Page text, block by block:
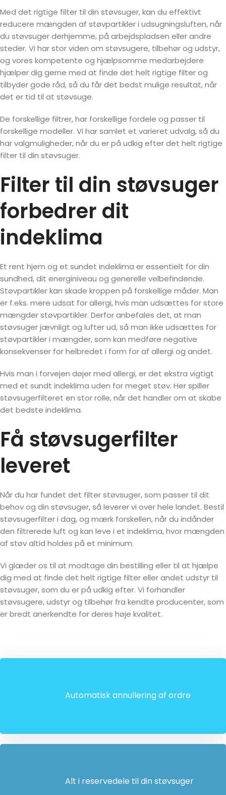
Med det rigtige filter til din støvsuger, kan du effektivt
reducere mængden af støvpartikler i udsugningsluften, når
du støvsuger derhjemme, på arbejdspladsen eller andre
steder. Vi har stor viden om støvsugere, tilbehør og udstyr,
og vores kompetente og hjælpsomme medarbejdere
hjælper dig gerne med at finde det helt rigtige filter og
tilbyder gode råd, så du får det bedst mulige resultat, når
det er tid til at støvsuge.
De forskellige filtrer, har forskellige fordele og passer til
forskellige modeller. Vi har samlet et varieret udvalg, så du
har valgmuligheder, når du er på udkig efter det helt rigtige
filter til din støvsuger.
Filter til din støvsuger
forbedrer dit
indeklima
Et rent hjem og et sundet indeklima er essentielt for din
sundhed, dit energiniveau og generelle velbefindende.
Støvpartikler kan skade kroppen på forskellige måder. Man
er f.eks. mere udsat for allergi, hvis man udsættes for store
mængder støvpartikler. Derfor anbefales det, at man
støvsuger jævnligt og lufter ud, så man ikke udsættes for
støvpartikler i mængder, som kan medføre negative
konsekvenser for helbredet i form for af allergi og andet.
Hvis man i forvejen døjer med allergi, er det ekstra vigtigt
med et sundt indeklima uden for meget støv. Her spiller
støvsugerfilteret en stor rolle, når det handler om at skabe
det bedste indeklima.
Få støvsugerfilter
leveret
Når du har fundet det filter støvsuger, som passer til dit
behov og din støvsuger, så leverer vi over hele landet. Bestil
støvsugerfilter i dag, og mærk forskellen, når du indånder
den filtrerede luft og kan leve i et indeklima, hvor mængden
af støv altid holdes på et minimum.
Vi glæder os til at modtage din bestilling eller til at hjælpe
dig med at finde det helt rigtige filter eller andet udstyr til
støvsuger, som du er på udkig efter. Vi forhandler
støvsugere, udstyr og tilbehør fra kendte producenter, som
er bredt anerkendte for deres høje kvalitet.
Automatisk annullering af ordre
Alt i reservedele til din støvsuger